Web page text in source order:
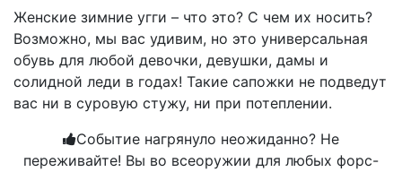
Женские зимние угги – что это? С чем их носить?
Возможно, мы вас удивим, но это универсальная
обувь для любой девочки, девушки, дамы и
солидной леди в годах! Такие сапожки не подведут
вас ни в суровую стужу, ни при потеплении.
Событие нагрянуло неожиданно? Не
переживайте! Вы во всеоружии для любых форс-